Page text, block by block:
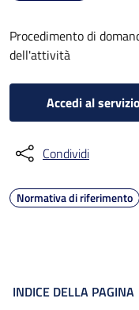
Procedimento di
dell'attività
Accedi al servizio
Condividi
Normativa di riferimento
INDICE DELLA PAGINA